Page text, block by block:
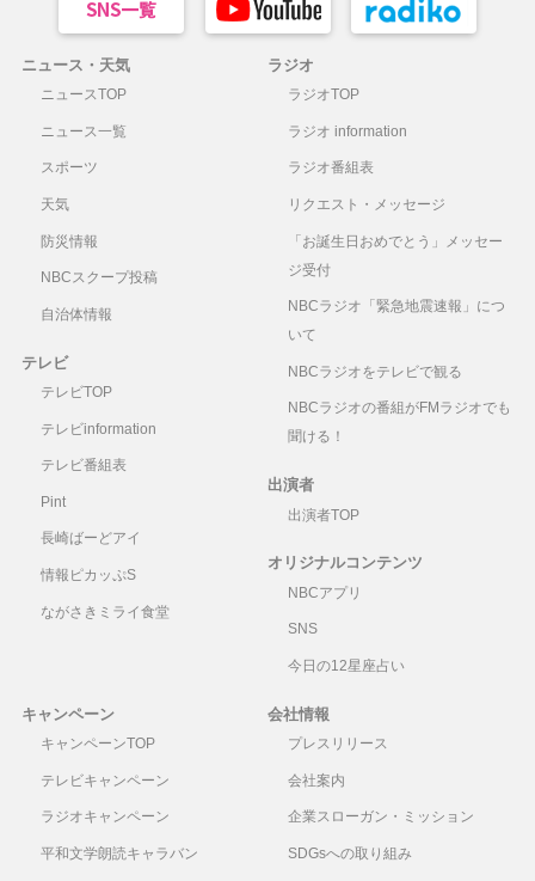
ニュース・天気
ニュースTOP
ニュース一覧
スポーツ
天気
防災情報
NBCスクープ投稿
自治体情報
テレビ
テレビTOP
テレビinformation
テレビ番組表
Pint
長崎ばーどアイ
情報ピカッぷS
ながさきミライ食堂
ラジオ
ラジオTOP
ラジオ information
ラジオ番組表
リクエスト・メッセージ
「お誕生日おめでとう」メッセー
ジ受付
NBCラジオ「緊急地震速報」につ
いて
NBCラジオをテレビで観る
NBCラジオの番組がFMラジオでも
聞ける！
出演者
出演者TOP
オリジナルコンテンツ
NBCアプリ
SNS
今日の12星座占い
キャンペーン
キャンペーンTOP
テレビキャンペーン
ラジオキャンペーン
平和文学朗読キャラバン
会社情報
プレスリリース
会社案内
企業スローガン・ミッション
SDGsへの取り組み